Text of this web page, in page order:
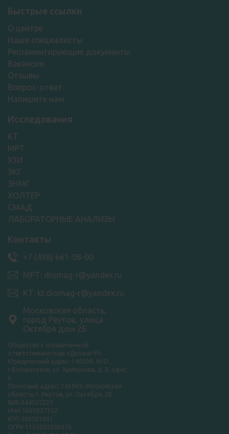
Быстрые ссылки
О центре
Наши специалисты
Регламентирующие документы
Вакансии
Отзывы
Вопрос-ответ
Напишите нам
Исследования
КТ
МРТ
УЗИ
ЭКГ
ЭНМГ
ХОЛТЕР
СМАД
ЛАБОРАТОРНЫЕ АНАЛИЗЫ
Контакты
+7 (498) 661-08-00
МРТ: diomag-r@yandex.ru
КТ: kt.diomag-r@yandex.ru
Московская область,
город Реутов, улица
Октября дом 2Б
Общество с ограниченной
ответственностью «Диомаг-Р»
Юридический адрес: 140200, М.О.,
г.Воскресенск, ул. Хрипунова, д. 8, офис
6
Почтовый адрес: 143969, Московская
область, г. Реутов, ул. Октября, 2Б
БИК 044525225
ИНН 5005057352
КПП 500501001
ОГРН 1135005000976